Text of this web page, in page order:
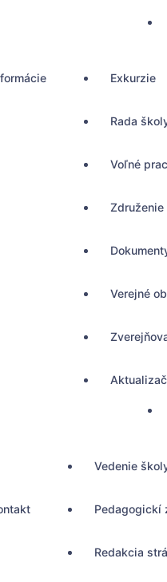
Exkurzie
Rada
Voľné
Združenie
Verejné
Vedenie
Pedagogickí
Redakcia